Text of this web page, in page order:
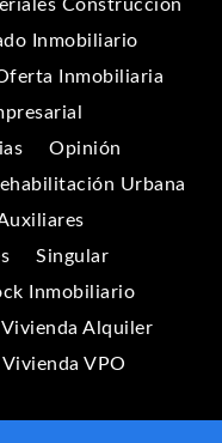
Construcción
Inmobiliario
Inmobiliaria
Opinión
Urbana
Singular
Inmobiliario
Vivienda Alquiler
Vivienda VPO